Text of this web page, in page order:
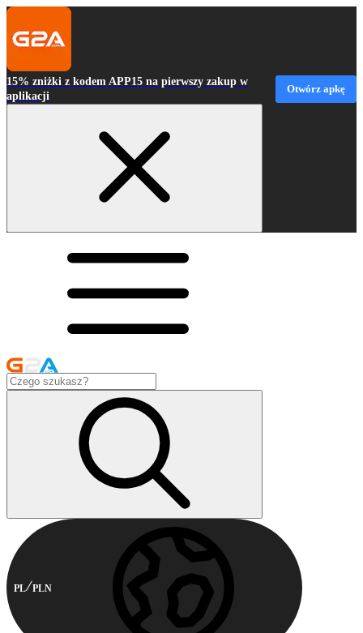
15% zniżki z kodem APP15 na pierwszy zakup w
aplikacji
Otwórz apkę
PL PLN